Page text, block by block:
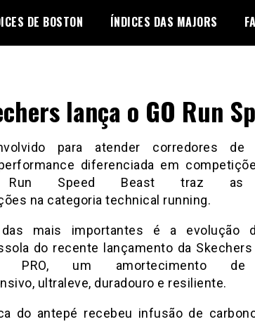
DE BOSTON ÍNDICES DAS MAJORS
lança o GO Run
para atender corredores
diferenciada em
Run Speed Beast traz as
na categoria technical running.
das mais importantes é a evolução
do recente lançamento da
PRO, um amortecimento de
ultraleve, duradouro e resiliente.
do antepé recebeu infusão de